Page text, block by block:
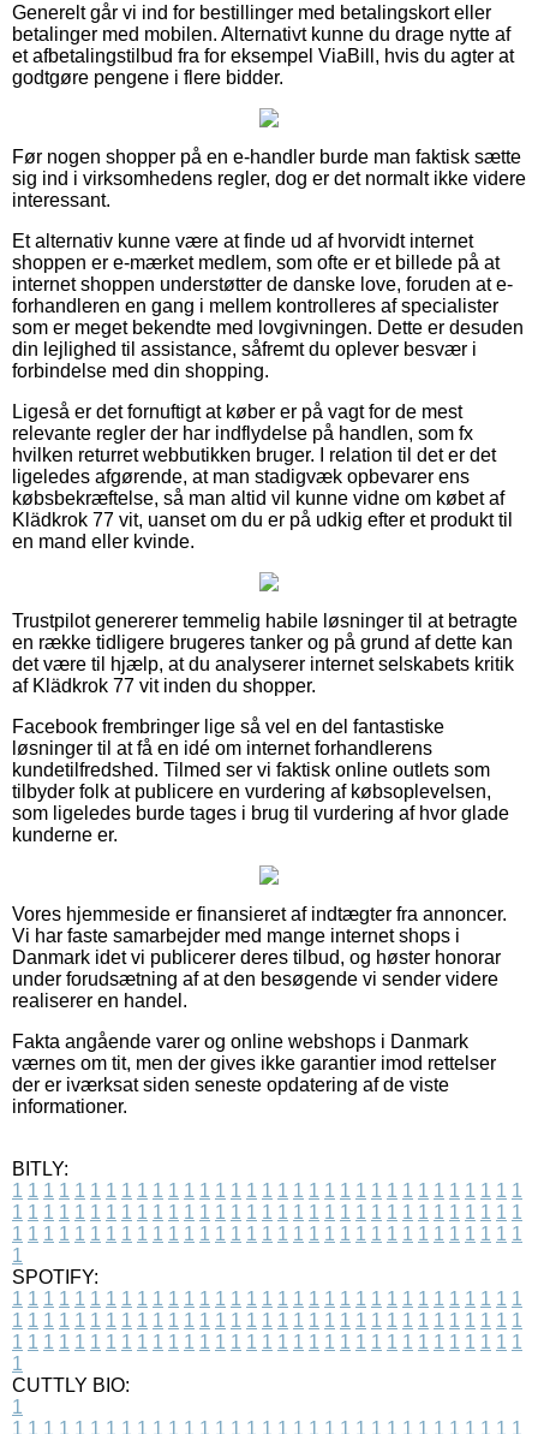
Generelt går vi ind for bestillinger med betalingskort eller
betalinger med mobilen. Alternativt kunne du drage nytte af
et afbetalingstilbud fra for eksempel ViaBill, hvis du agter at
godtgøre pengene i flere bidder.
Før nogen shopper på en e-handler burde man faktisk sætte
sig ind i virksomhedens regler, dog er det normalt ikke videre
interessant.
Et alternativ kunne være at finde ud af hvorvidt internet
shoppen er e-mærket medlem, som ofte er et billede på at
internet shoppen understøtter de danske love, foruden at e-
forhandleren en gang i mellem kontrolleres af specialister
som er meget bekendte med lovgivningen. Dette er desuden
din lejlighed til assistance, såfremt du oplever besvær i
forbindelse med din shopping.
Ligeså er det fornuftigt at køber er på vagt for de mest
relevante regler der har indflydelse på handlen, som fx
hvilken returret webbutikken bruger. I relation til det er det
ligeledes afgørende, at man stadigvæk opbevarer ens
købsbekræftelse, så man altid vil kunne vidne om købet af
Klädkrok 77 vit, uanset om du er på udkig efter et produkt til
en mand eller kvinde.
Trustpilot genererer temmelig habile løsninger til at betragte
en række tidligere brugeres tanker og på grund af dette kan
det være til hjælp, at du analyserer internet selskabets kritik
af Klädkrok 77 vit inden du shopper.
Facebook frembringer lige så vel en del fantastiske
løsninger til at få en idé om internet forhandlerens
kundetilfredshed. Tilmed ser vi faktisk online outlets som
tilbyder folk at publicere en vurdering af købsoplevelsen,
som ligeledes burde tages i brug til vurdering af hvor glade
kunderne er.
Vores hjemmeside er finansieret af indtægter fra annoncer.
Vi har faste samarbejder med mange internet shops i
Danmark idet vi publicerer deres tilbud, og høster honorar
under forudsætning af at den besøgende vi sender videre
realiserer en handel.
Fakta angående varer og online webshops i Danmark
værnes om tit, men der gives ikke garantier imod rettelser
der er iværksat siden seneste opdatering af de viste
informationer.
BITLY:
1 1 1 1 1 1 1 1 1 1 1 1 1 1 1 1 1 1 1 1 1 1 1 1 1 1 1 1 1 1 1 1 1
1 1 1 1 1 1 1 1 1 1 1 1 1 1 1 1 1 1 1 1 1 1 1 1 1 1 1 1 1 1 1 1 1
1 1 1 1 1 1 1 1 1 1 1 1 1 1 1 1 1 1 1 1 1 1 1 1 1 1 1 1 1 1 1 1 1
1
SPOTIFY:
1 1 1 1 1 1 1 1 1 1 1 1 1 1 1 1 1 1 1 1 1 1 1 1 1 1 1 1 1 1 1 1 1
1 1 1 1 1 1 1 1 1 1 1 1 1 1 1 1 1 1 1 1 1 1 1 1 1 1 1 1 1 1 1 1 1
1 1 1 1 1 1 1 1 1 1 1 1 1 1 1 1 1 1 1 1 1 1 1 1 1 1 1 1 1 1 1 1 1
1
CUTTLY BIO:
1
1 1 1 1 1 1 1 1 1 1 1 1 1 1 1 1 1 1 1 1 1 1 1 1 1 1 1 1 1 1 1 1 1